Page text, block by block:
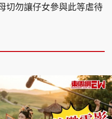
切勿讓仔女參與此等虐待